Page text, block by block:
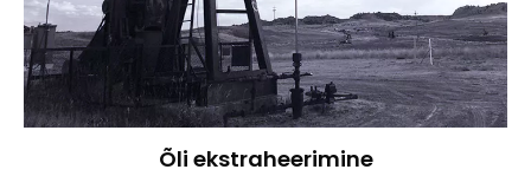
Õli ekstraheerimine